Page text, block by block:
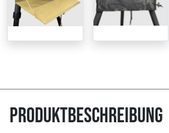
Produktbeschreibung